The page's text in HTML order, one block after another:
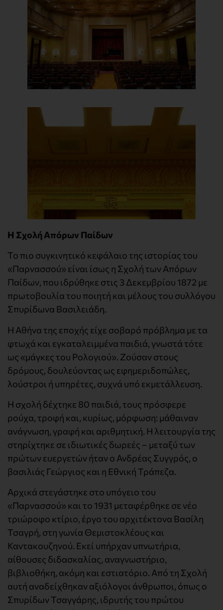
Η Σχολή Απόρων Παίδων
Το πιο συγκινητικό κεφάλαιο της ιστορίας του
«Παρνασσού» είναι ίσως η Σχολή των Απόρων
Παίδων, που ιδρύθηκε στις 3 Δεκεμβρίου 1872 με
πρωτοβουλία του ποιητή και μέλους του συλλόγου
Σπυρίδωνα Βασιλειάδη.
Η Αθήνα της εποχής είχε σοβαρό πρόβλημα με τα
φτωχά και εγκαταλειμμένα παιδιά, γνωστά τότε
ως «μάγκες του Ρολογιού». Ζούσαν στους
δρόμους, δουλεύοντας ως εφημεριδοπώλες,
λούστροι ή υπηρέτες, συχνά υπό εκμετάλλευση.
Η σχολή δέχτηκε 80 παιδιά, τους πρόσφερε
ρούχα, τροφή και, κυρίως, μόρφωση: μάθαιναν
ανάγνωση, γραφή και αριθμητική. Η λειτουργία της
στηρίχτηκε σε ιδιωτικές δωρεές – μεταξύ των
πρώτων ευεργετών ήταν ο Ανδρέας Συγγρός, ο
βασιλιάς Γεώργιος και η Εθνική Τράπεζα.
Αρχικά στεγάστηκε στο υπόγειο του
«Παρνασσού» και το 1931 μεταφέρθηκε σε νέο
τριώροφο κτίριο, έργο του αρχιτέκτονα Βασίλη
Τσαγρή, στη γωνία Θεμιστοκλέους και
Καντακουζηνού. Εκεί υπήρχαν υπνωτήρια,
αίθουσες διδασκαλίας, αναγνωστήριο,
βιβλιοθήκη, ακόμη και εστιατόριο. Από τη Σχολή
αυτή αναδείχθηκαν αξιόλογοι άνθρωποι, όπως ο
Σπυρίδων Τσαγγάρης, ιδρυτής του πρώτου